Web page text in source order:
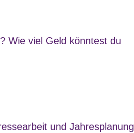
Wie viel Geld könntest du
und Jahresplanung